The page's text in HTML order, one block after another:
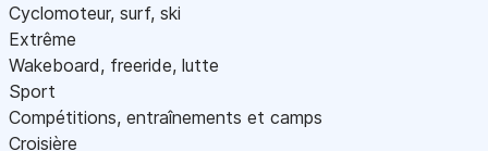
Cyclomoteur, surf, ski
Extrême
Wakeboard, freeride, lutte
Sport
Compétitions, entraînements et camps
Croisière